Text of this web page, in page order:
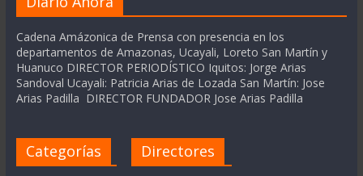
Cadena Amázonica de Prensa con presencia en los
departamentos de Amazonas, Ucayali, Loreto San Martín y
Huanuco DIRECTOR PERIODÍSTICO Iquitos: Jorge Arias
Sandoval Ucayali: Patricia Arias de Lozada San Martín: Jose
Arias Padilla DIRECTOR FUNDADOR Jose Arias Padilla
Categorías Directores